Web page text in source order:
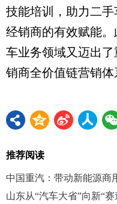
技能培训，助力二
经销商的有效赋能
车业务领域又迈出
销商全价值链营销体
推荐阅读
中国重汽：带动新能源商
山东从“汽车大省”向新“